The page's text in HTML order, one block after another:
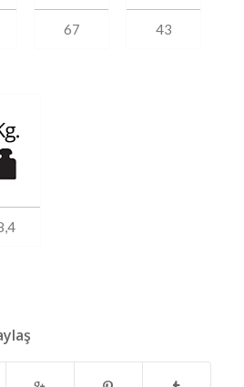
67 43